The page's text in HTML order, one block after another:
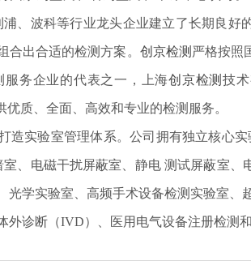
、波科等行业龙头企业建立了长期良好
合出合适的检测方案。 创京检测 严格按照
服务企业的代表之一，上海创京检测技
质、全面、高效和专业的检测服务。
造实验室管理体系。公司拥有独立核心
、电磁干扰屏蔽室、静电 测试屏蔽室、
光学实验室、高频手术设备检测实验室、
外诊断（IVD）、医用电气设备注册检测